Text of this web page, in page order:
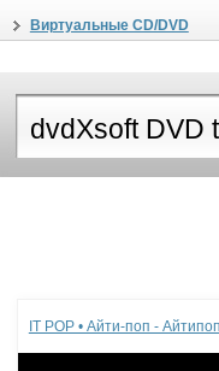
Виртуальные CD/DVD
IT POP • Айти-поп -